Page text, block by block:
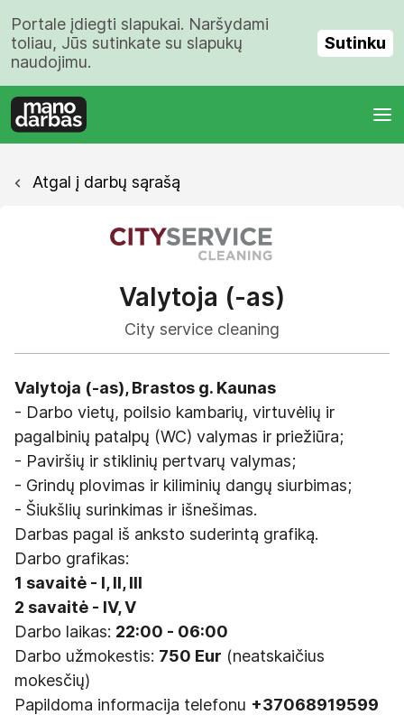
Portale įdiegti slapukai. Naršydami
toliau, Jūs sutinkate su slapukų
naudojimu.
Sutinku
Atgal į darbų sąrašą
Valytoja (-as)
City service cleaning
Valytoja (-as), Brastos g. Kaunas
- Darbo vietų, poilsio kambarių, virtuvėlių ir
pagalbinių patalpų (WC) valymas ir priežiūra;
- Paviršių ir stiklinių pertvarų valymas;
- Grindų plovimas ir kiliminių dangų siurbimas;
- Šiukšlių surinkimas ir išnešimas.
Darbas pagal iš anksto suderintą grafiką.
Darbo grafikas:
1 savaitė - I, II, III
2 savaitė - IV, V
Darbo laikas: 22:00 - 06:00
Darbo užmokestis: 750 Eur (neatskaičius
mokesčių)
Papildoma informacija telefonu +37068919599